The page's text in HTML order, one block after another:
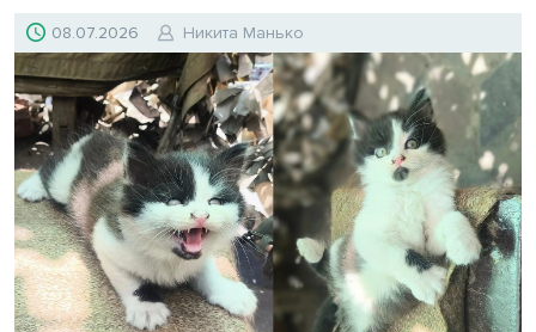
08.07.2026 Никита Манько